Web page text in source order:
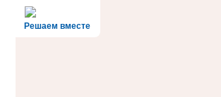
Решаем вместе